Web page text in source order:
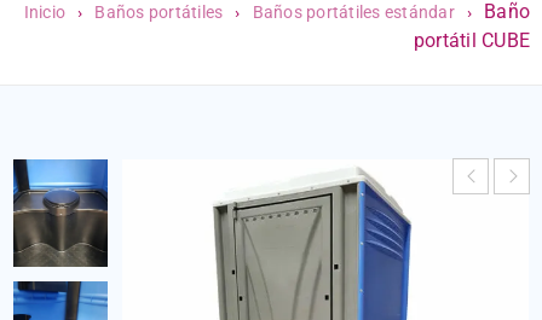
Inicio › Baños portátiles › Baños portátiles estándar ›
Baño
portátil CUBE